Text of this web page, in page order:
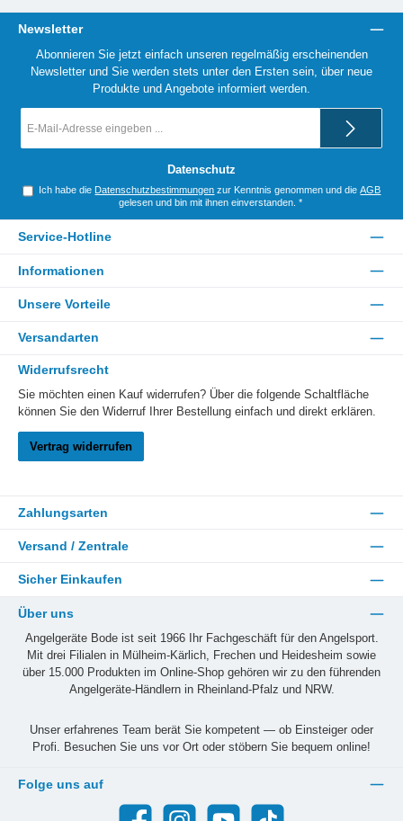
Newsletter
Abonnieren Sie jetzt einfach unseren regelmäßig erscheinenden
Newsletter und Sie werden stets unter den Ersten sein, über neue
Produkte und Angebote informiert werden.
Mail-
Datenschutz
Ich habe die Datenschutzbestimmungen zur Kenntnis genommen und dieAGB
gelesen und bin mit ihnen einverstanden. *
Service-Hotline
Informationen
Unsere Vorteile
Versandarten
Widerrufsrecht
Sie möchten einen Kauf widerrufen? Über die folgende Schaltfläche
können Sie den Widerruf Ihrer Bestellung einfach und direkt erklären.
Vertrag widerrufen
Zahlungsarten
Versand / Zentrale
Sicher Einkaufen
Über uns
Angelgeräte Bode ist seit 1966 Ihr Fachgeschäft für den Angelsport.
Mit drei Filialen in Mülheim-Kärlich, Frechen und Heidesheim sowie
über 15.000 Produkten im Online-Shop gehören wir zu den führenden
Angelgeräte-Händlern in Rheinland-Pfalz und NRW.
Unser erfahrenes Team berät Sie kompetent — ob Einsteiger oder
Profi. Besuchen Sie uns vor Ort oder stöbern Sie bequem online!
Folge uns auf